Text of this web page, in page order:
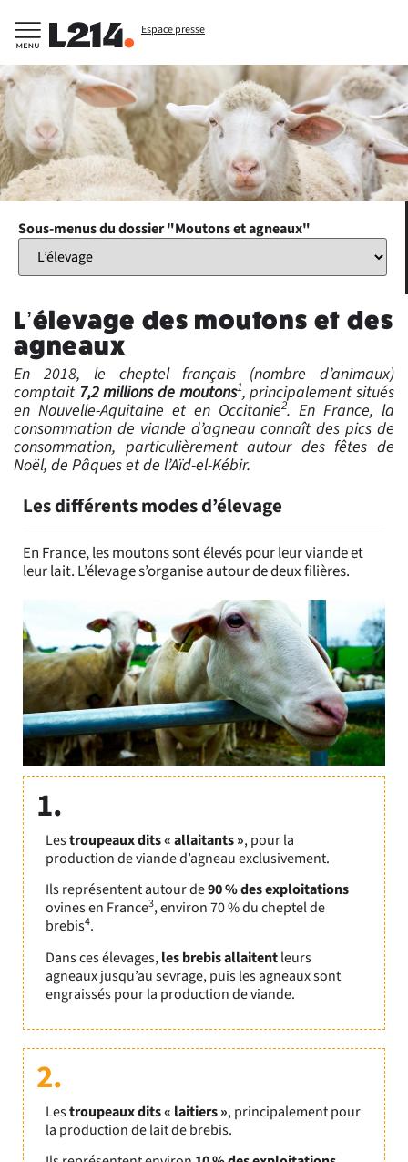
Espace presse
Sous-menus du dossier "Moutons et agneaux"
L’élevage des moutons et des
agneaux
En 2018, le cheptel français (nombre d’animaux)
comptait 7,2 millions de moutons1, principalement situés
en Nouvelle-Aquitaine et en Occitanie2. En France, la
consommation de viande d’agneau connaît des pics de
consommation, particulièrement autour des fêtes de
Noël, de Pâques et de l’Aïd-el-Kébir.
Les différents modes d’élevage
En France, les moutons sont élevés pour leur viande et
leur lait. L’élevage s’organise autour de deux filières.
1.
Lestroupeaux dits « allaitants », pour la
production de viande d’agneau exclusivement.
Ils représentent autour de90 % des exploitations
ovines en France3, environ 70 % du cheptel de
brebis4.
Dans ces élevages,les brebis allaitentleurs
agneaux jusqu’au sevrage, puis les agneaux sont
engraissés pour la production de viande.
2.
Lestroupeaux dits « laitiers », principalement pour
la production de lait de brebis.